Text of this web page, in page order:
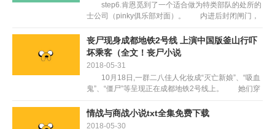
step6.肯恩觅到了一个适合做为特类部队的处所的
士公司（pinky俱乐部对面）。 内进后封闭闸门，
尸群，那儿是维修坐，正在维修坐内部无一道门，...
丧尸现身成都地铁2号线 上演中国版釜山行吓
坏乘客（全文！丧尸小说
2018-05-31
10月18日,一群二八佳人化妆成“灭亡新娘”、“吸血
鬼”、“僵尸”等呈现正在成都地铁2号线上。 她们穿
眼,仿佛反正在上演一出成都地铁版的“釜山...
情战与商战小说txt全集免费下载
2018-05-30